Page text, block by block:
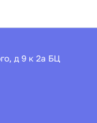
д 9 к 2а БЦ